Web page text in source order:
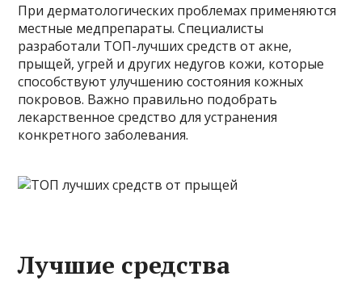
При дерматологических проблемах применяются
местные медпрепараты. Специалисты
разработали ТОП-лучших средств от акне,
прыщей, угрей и других недугов кожи, которые
способствуют улучшению состояния кожных
покровов. Важно правильно подобрать
лекарственное средство для устранения
конкретного заболевания.
Лучшие средства